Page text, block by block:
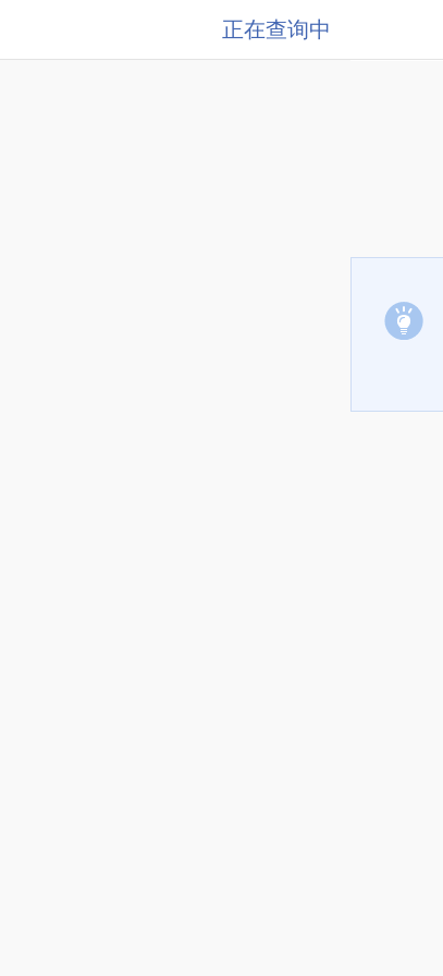
正在查询中